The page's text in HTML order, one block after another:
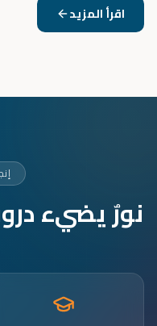
اقرأ المزيد
نورٌ يضيء